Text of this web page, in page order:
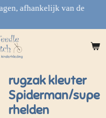
afhankelijk van de
rugzak kleuter
Spiderman/supe
rhelden